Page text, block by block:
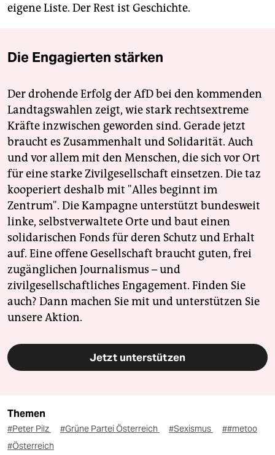
eigene Liste. Der Rest ist Geschichte.
Die Engagierten stärken
Der drohende Erfolg der AfD bei den kommenden
Landtagswahlen zeigt, wie stark rechtsextreme
Kräfte inzwischen geworden sind. Gerade jetzt
braucht es Zusammenhalt und Solidarität. Auch
und vor allem mit den Menschen, die sich vor Ort
für eine starke Zivilgesellschaft einsetzen. Die taz
kooperiert deshalb mit "Alles beginnt im
Zentrum". Die Kampagne unterstützt bundesweit
linke, selbstverwaltete Orte und baut einen
solidarischen Fonds für deren Schutz und Erhalt
auf. Eine offene Gesellschaft braucht guten, frei
zugänglichen Journalismus – und
zivilgesellschaftliches Engagement. Finden Sie
auch? Dann machen Sie mit und unterstützen Sie
unsere Aktion.
Jetzt unterstützen
Themen
#Peter Pilz #Grüne Partei Österreich #Sexismus
##metoo
#Österreich